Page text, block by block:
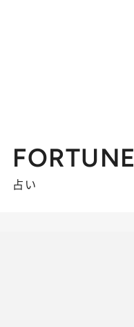
FORTUNE
占い